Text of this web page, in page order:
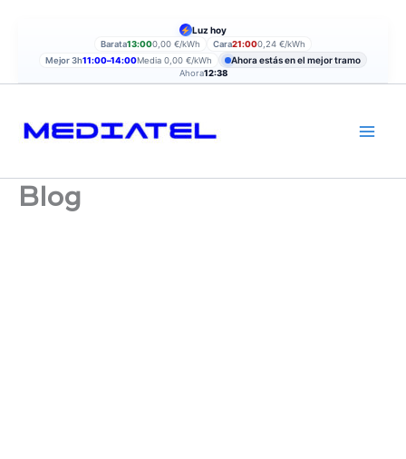
contenido
Luz hoy
Ahora estás en el mejor tramo
Barata13:000,00 €/kWh Cara21:000,24 €/kWh
Mejor 3h11:00–14:00Media 0,00 €/kWh
Ahora12:38
Blog